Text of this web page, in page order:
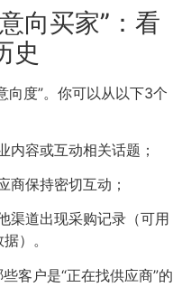
向买家”：看
史
向度”。你可以从以下3个
内容或互动相关话题；
商保持密切互动；
渠道出现采购记录（可用
）。
客户是“正在找供应商”的